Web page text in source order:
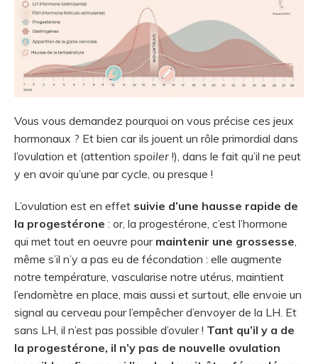
Vous vous demandez pourquoi on vous précise ces jeux
hormonaux ? Et bien car ils jouent un rôle primordial dans
l’ovulation et (attention spoiler !), dans le fait qu’il ne peut
y en avoir qu’une par cycle, ou presque !
L’ovulation est en effet suivie d’une hausse rapide de
la progestérone : or, la progestérone, c’est l’hormone
qui met tout en oeuvre pour maintenir une grossesse,
même s’il n’y a pas eu de fécondation : elle augmente
notre température, vascularise notre utérus, maintient
l’endomètre en place, mais aussi et surtout, elle envoie un
signal au cerveau pour l’empêcher d’envoyer de la LH. Et
sans LH, il n’est pas possible d’ovuler ! Tant qu’il y a de
la progestérone, il n’y pas de nouvelle ovulation